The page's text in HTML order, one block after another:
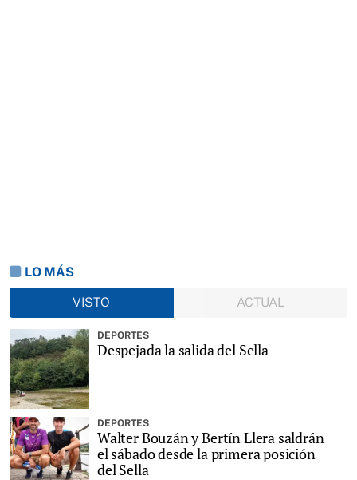
LO MÁS
VISTO
ACTUAL
DEPORTES
Despejada la salida del Sella
DEPORTES
Walter Bouzán y Bertín Llera saldrán
el sábado desde la primera posición
del Sella